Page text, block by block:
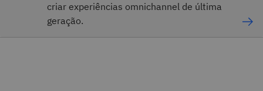
criar experiências omnichannel de última
geração.